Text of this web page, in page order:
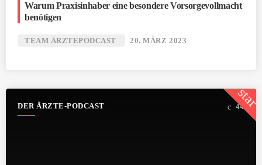
Warum Praxisinhaber eine besondere Vorsorgevollmacht
benötigen
TEAM ÄRZTEPODCAST 20. MÄRZ 2023
DER ÄRZTE-PODCAST 44
star